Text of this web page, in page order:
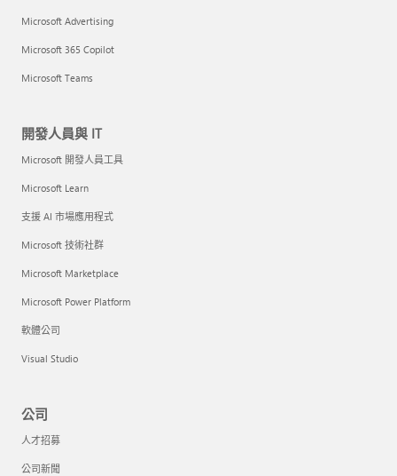
Microsoft Advertising
Microsoft 365 Copilot
Microsoft Teams
開發人員與 IT
Microsoft 開發人員工具
Microsoft Learn
支援 AI 市場應用程式
Microsoft 技術社群
Microsoft Marketplace
Microsoft Power Platform
軟體公司
Visual Studio
公司
人才招募
公司新聞